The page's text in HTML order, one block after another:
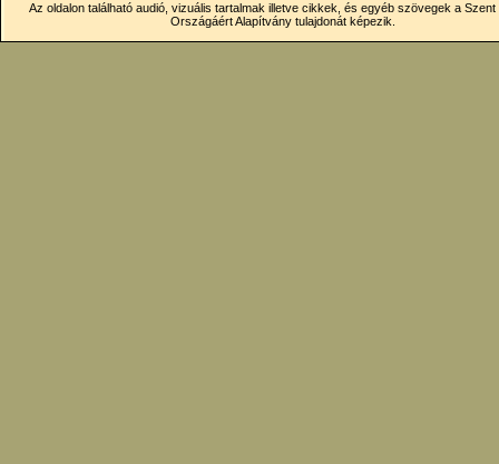
Az oldalon található audió, vizuális tartalmak illetve cikkek, és egyéb szövegek a Szent
Országáért Alapítvány tulajdonát képezik.